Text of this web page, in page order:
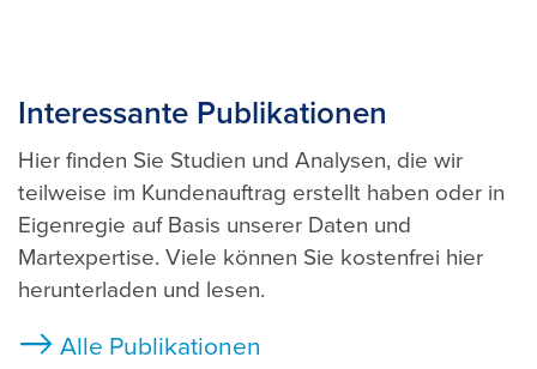
Interessante Publikationen
Hier finden Sie Studien und Analysen, die wir
teilweise im Kundenauftrag erstellt haben oder in
Eigenregie auf Basis unserer Daten und
Martexpertise. Viele können Sie kostenfrei hier
herunterladen und lesen.
Alle Publikationen